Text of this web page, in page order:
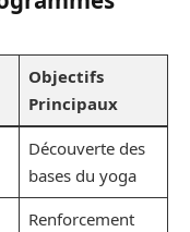
Objectifs
Principaux
Découverte des
bases du yoga
Renforcement